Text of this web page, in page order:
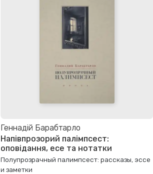
Геннадій Барабтарло
Напівпрозорий палімпсест:
оповідання, есе та нотатки
Полупрозрачный палимпсест: рассказы, эссе
и заметки